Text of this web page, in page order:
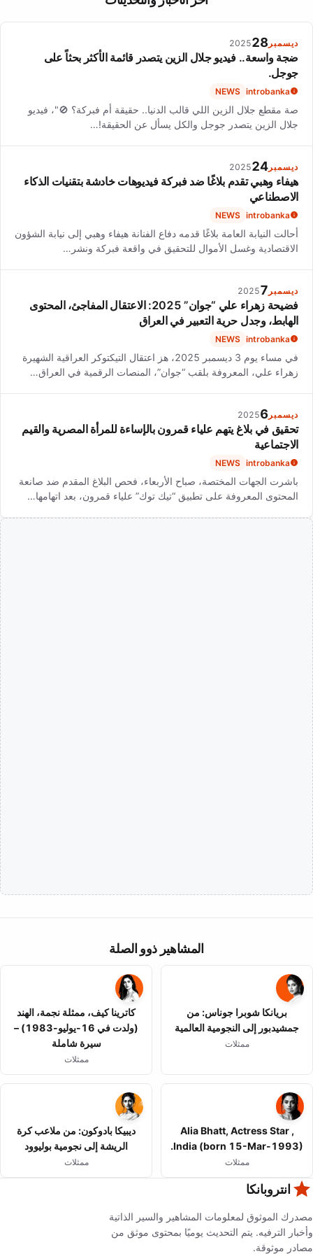
model, and her younger brother Shimba Tsuchiya, who is also an
ديسمبر 28
2025
ضجة واسعة.. فيديو جلال الزين يتصدر قائمة الأكثر بحثاً على
جوجل.
introbanka
NEWS
صة مقطع جلال الزين اللي قالب الدنيا.. حقيقة أم فبركة؟ 🚫"، فيديو
جلال الزين يتصدر جوجل والكل يسأل عن الحقيقة!…
ديسمبر 24
2025
هيفاء وهبي تقدم بلاغًا ضد فبركة فيديوهات خادشة بتقنيات الذكاء
الاصطناعي
introbanka
NEWS
أحالت النيابة العامة بلاغًا قدمه دفاع الفنانة هيفاء وهبي إلى نيابة الشؤون
الاقتصادية وغسل الأموال للتحقيق في واقعة فبركة ونشر…
ديسمبر 7
2025
فضيحة زهراء علي “جوان” 2025: الاعتقال المفاجئ، المحتوى
الهابط، وجدل حرية التعبير في العراق
introbanka
NEWS
في مساء يوم 3 ديسمبر 2025، هز اعتقال التيكتوكر العراقية الشهيرة
زهراء علي، المعروفة بلقب “جوان”، المنصات الرقمية في العراق…
ديسمبر 6
2025
تحقيق في بلاغ يتهم علياء قمرون بالإساءة للمرأة المصرية والقيم
الاجتماعية
introbanka
NEWS
باشرت الجهات المختصة، صباح الأربعاء، فحص البلاغ المقدم ضد صانعة
المحتوى المعروفة على تطبيق “تيك توك” علياء قمرون، بعد اتهامها…
المشاهير ذوو الصلة
بريانكا شوبرا جوناس: من
جمشيدبور إلى النجومية العالمية
ممثلات
كاترينا كيف، ممثلة نجمة، الهند
(ولدت في 16-يوليو-1983) –
سيرة شاملة
ممثلات
Alia Bhatt, Actress Star ,
India (born 15-Mar-1993).
ممثلات
ديبيكا بادوكون: من ملاعب كرة
الريشة إلى نجومية بوليوود
ممثلات
انتروبانكا
مصدرك الموثوق لمعلومات المشاهير والسير الذاتية
وأخبار الترفيه. يتم التحديث يوميًا بمحتوى موثق من
مصادر موثوقة.